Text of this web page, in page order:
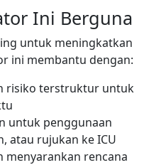
Ini Berguna
untuk meningkatkan
ini membantu dengan:
risiko terstruktur untuk
untuk penggunaan
atau rujukan ke ICU
menyarankan rencana